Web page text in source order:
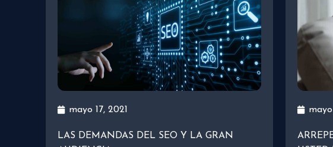
mayo 17, 2021
LAS DEMANDAS DEL SEO Y LA GRAN
mayo